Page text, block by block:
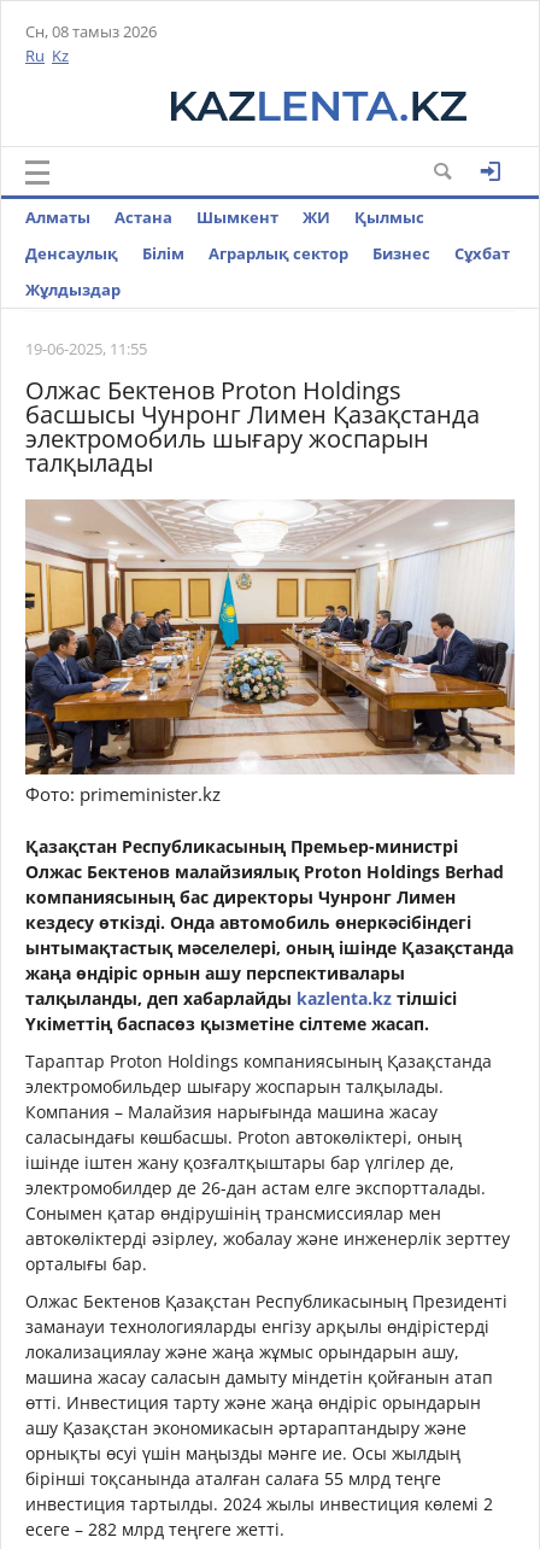
Сн, 08 тамыз 2026
Ru Kz
Алматы Астана Шымкент ЖИ
Қылмыс
Денсаулық
Білім Аграрлық сектор Бизнес
Cұхбат
Жұлдыздар
19-06-2025, 11:55
Олжас Бектенов Proton Holdings
басшысы Чунронг Лимен Қазақстанда
электромобиль шығару жоспарын
талқылады
Фото: primeminister.kz
Қазақстан Республикасының Премьер-министрі
Олжас Бектенов малайзиялық Proton Holdings Berhad
компаниясының бас директоры Чунронг Лимен
кездесу өткізді. Онда автомобиль өнеркәсібіндегі
ынтымақтастық мәселелері, оның ішінде Қазақстанда
жаңа өндіріс орнын ашу перспективалары
талқыланды, деп хабарлайды kazlenta.kz тілшісі
Үкіметтің баспасөз қызметіне сілтеме жасап.
Тараптар Proton Holdings компаниясының Қазақстанда
электромобильдер шығару жоспарын талқылады.
Компания – Малайзия нарығында машина жасау
саласындағы көшбасшы. Proton автокөліктері, оның
ішінде іштен жану қозғалтқыштары бар үлгілер де,
электромобилдер де 26-дан астам елге экспортталады.
Сонымен қатар өндірушінің трансмиссиялар мен
автокөліктерді әзірлеу, жобалау және инженерлік зерттеу
орталығы бар.
Олжас Бектенов Қазақстан Республикасының Президенті
заманауи технологияларды енгізу арқылы өндірістерді
локализациялау және жаңа жұмыс орындарын ашу,
машина жасау саласын дамыту міндетін қойғанын атап
өтті. Инвестиция тарту және жаңа өндіріс орындарын
ашу Қазақстан экономикасын әртараптандыру және
орнықты өсуі үшін маңызды мәнге ие. Осы жылдың
бірінші тоқсанында аталған салаға 55 млрд теңге
инвестиция тартылды. 2024 жылы инвестиция көлемі 2
есеге – 282 млрд теңгеге жетті.